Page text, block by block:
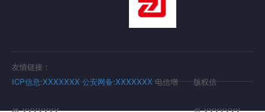
友情链接：
ICP信息:XXXXXXX 公安网备:XXXXXXX 电信增 版权信